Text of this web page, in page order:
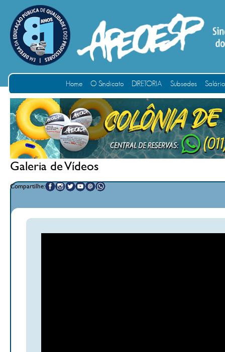
Home O Sindicato DIRETORIA Subsedes
Galeria de Vídeos
Compartilhe: